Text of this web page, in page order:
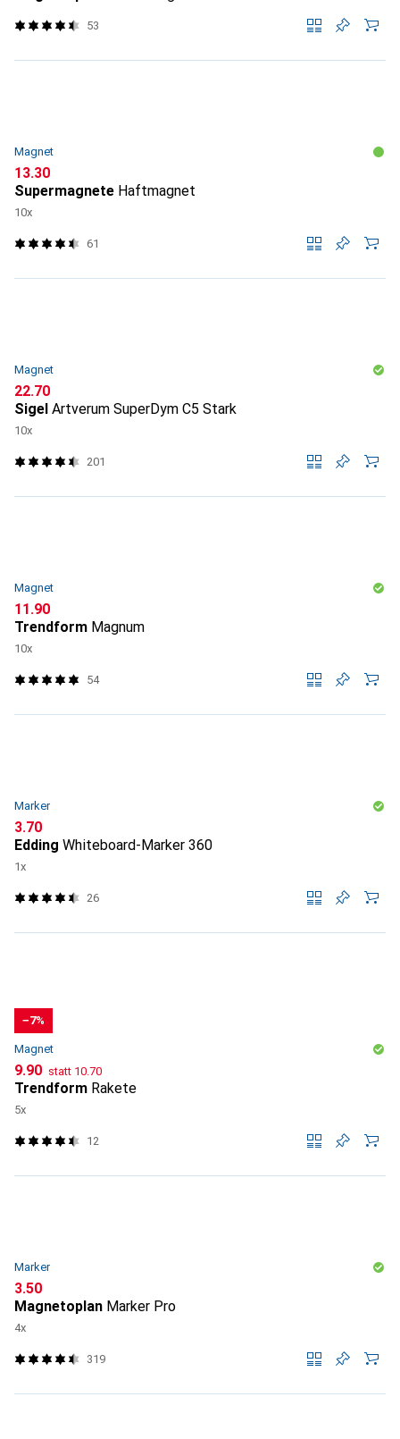
53
Magnet
CHF
13.30
Supermagnete Haftmagnet
10x
61
Magnet
CHF
22.70
Sigel Artverum SuperDym C5 Stark
10x
201
Magnet
CHF
11.90
Trendform Magnum
10x
54
Marker
CHF
3.70
Edding Whiteboard-Marker 360
1x
26
−7%
Magnet
CHF
9.90 statt CHF
10.70
Trendform Rakete
5x
12
Marker
CHF
3.50
Magnetoplan Marker Pro
4x
319